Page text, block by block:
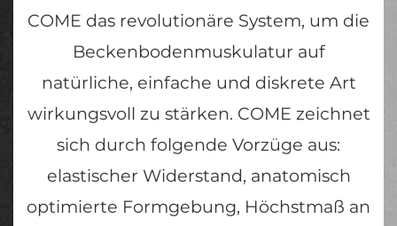
COME das revolutionäre System, um die
Beckenbodenmuskulatur auf
natürliche, einfache und diskrete Art
wirkungsvoll zu stärken. COME zeichnet
sich durch folgende Vorzüge aus:
elastischer Widerstand, anatomisch
optimierte Formgebung, Höchstmaß an